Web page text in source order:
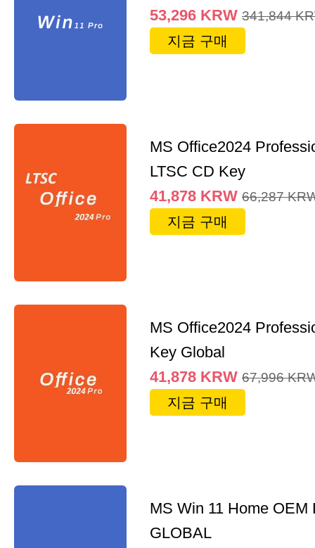
53,296 KRW 341,844
지금 구매
MS Office2024
LTSC CD Key
41,878 KRW 66,287
지금 구매
MS Office2024
Key Global
41,878 KRW 67,996
지금 구매
MS Win 11 Home OEM
GLOBAL